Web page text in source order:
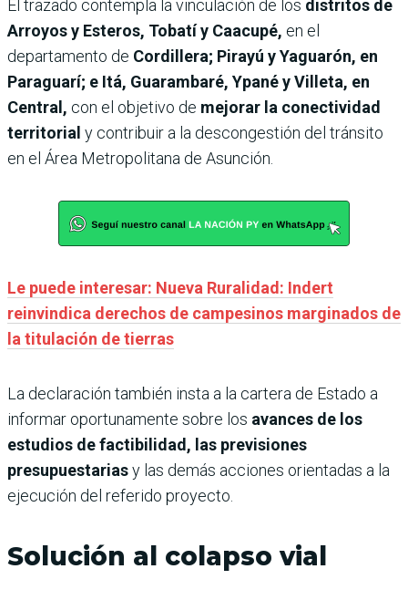
El trazado contempla la vinculación de los distritos de
Arroyos y Esteros, Tobatí y Caacupé, en el
departamento de Cordillera; Pirayú y Yaguarón, en
Paraguarí; e Itá, Guarambaré, Ypané y Villeta, en
Central, con el objetivo de mejorar la conectividad
territorial y contribuir a la descongestión del tránsito
en el Área Metropolitana de Asunción.
Le puede interesar: Nueva Ruralidad: Indert
reinvindica derechos de campesinos marginados de
la titulación de tierras
La declaración también insta a la cartera de Estado a
informar oportunamente sobre los avances de los
estudios de factibilidad, las previsiones
presupuestariasy las demás acciones orientadas a la
ejecución del referido proyecto.
Solución al colapso vial